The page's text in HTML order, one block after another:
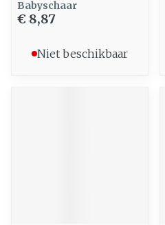
Babyschaar
€ 8,87
Niet beschikbaar